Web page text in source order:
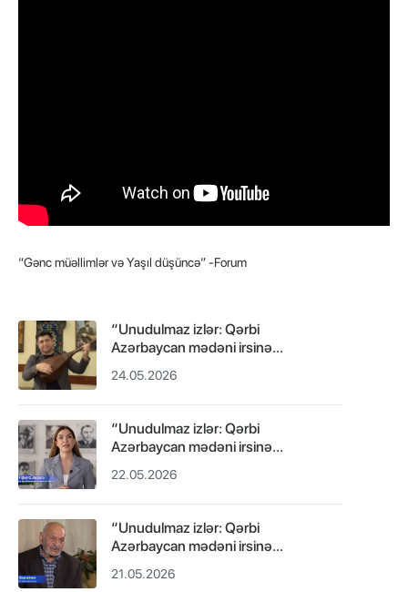
“Gənc müəllimlər və Yaşıl düşüncə” -Forum
“Unudulmaz izlər: Qərbi
Azərbaycan mədəni irsinə
hazırlanmış video.
24.05.2026
“Unudulmaz izlər: Qərbi
Azərbaycan mədəni irsinə
hazırlanmış video.
22.05.2026
“Unudulmaz izlər: Qərbi
Azərbaycan mədəni irsinə
hazırlanmış III video.
21.05.2026